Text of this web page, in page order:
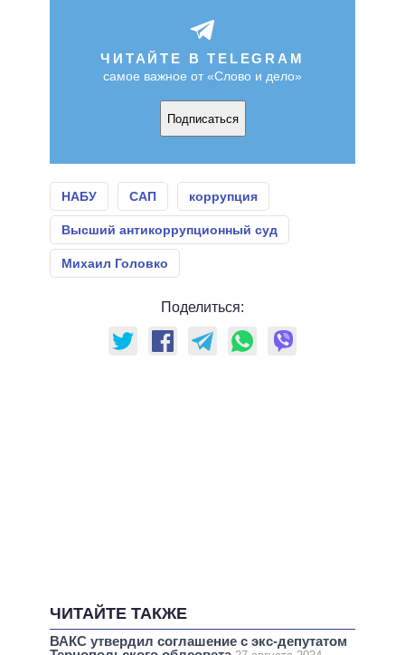
ЧИТАЙТЕ В TELEGRAM
самое важное от «Слово и дело»
Подписаться
НАБУ САП коррупция
Высший антикоррупционный суд
Михаил Головко
Поделиться:
ЧИТАЙТЕ ТАКЖЕ
ВАКС утвердил соглашение с экс-депутатом